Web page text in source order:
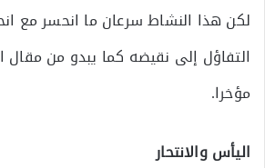
لكن هذا النشاط سرعان ما انحسر مع
التفاؤل إلى نقيضه كما يبدو من مقال
مؤخرا.
اليأس والانتحار